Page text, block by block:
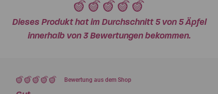
Dieses Produkt hat im Durchschnitt 5 von 5 Äpfel
innerhalb von 3 Bewertungen bekommen.
Bewertung aus dem Shop